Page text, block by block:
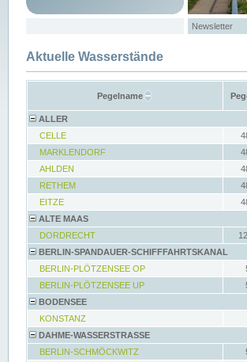
Newsletter
Aktuelle Wasserstände
Pegelname
ALLER
CELLE
MARKLENDORF
AHLDEN
RETHEM
EITZE
ALTE MAAS
DORDRECHT
BERLIN-SPANDAUER-SCHIFFFAHRTSKANAL
BERLIN-PLÖTZENSEE OP
BERLIN-PLÖTZENSEE UP
BODENSEE
KONSTANZ
DAHME-WASSERSTRASSE
BERLIN-SCHMÖCKWITZ